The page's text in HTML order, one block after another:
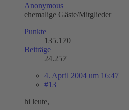
Anonymous
ehemalige Gäste/Mitglieder
Punkte
135.170
Beiträge
24.257
4. April 2004 um 16:47
#13
hi leute,